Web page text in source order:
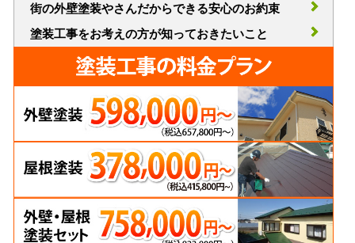
街の外壁塗装やさんだからできる安心のお約束
塗装工事をお考えの方が知っておきたいこと